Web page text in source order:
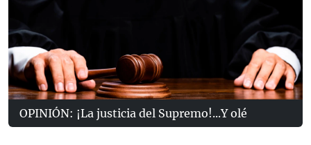
OPINIÓN: ¡La justicia del Supremo!...Y olé